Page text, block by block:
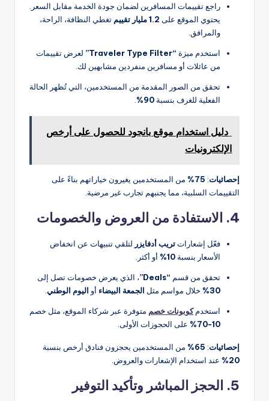
راجع تقييمات المسافرين لضمان جودة الخدمة مقابل السعر.
يحتوي الموقع على 1.2 مليار تقييم
تغطي النظافة، الراحة،
والمرافق.
استخدم ميزة “Traveler Type Filter”
لعرض تقييمات
من عائلات أو مسافرين منفردين مشابهين لك.
تحقق من الصور المقدمة من المستخدمين، التي تُظهر الحالة
الفعلية للغرف بنسبة 90%
دليل استخدام موقع بانجود للحصول على أرخص
الإلكترونيات
إحصائيات:
75%
من المستخدمين يغيرون خياراتهم بناءً على
التقييمات السلبية، مما يجنبهم تجارب غير مرضية.
4. الاستفادة من العروض والخصومات
فعّل إشعاراتتريب أدفايزر لتلقي تنبيهات عن انخفاض
الأسعار بنسبة 10% أو أكثر.
تحقق من قسم “Deals”
، الذي يعرض خصومات تصل إلى
30%
خلال مواسم مثل الجمعة البيضاء أو اليوم الوطني
استخدمكوبونات خصم متوفرة عبر شركاء الموقع، مثل خصم
10-70%
على الحجوزات الأولى.
إحصائيات:
65%
من المستخدمين يحجزون فنادق أرخص بنسبة
20%
عند استخدام الإشعارات والعروض.
5. الحجز المباشر وتأكيد التوفير